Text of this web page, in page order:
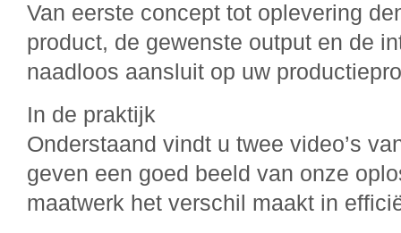
Van eerste concept tot oplevering
product, de gewenste output en de
naadloos aansluit op uw
In de praktijk
Onderstaand vindt u twee video’s
geven een goed beeld van onze
maatwerk het verschil maakt in